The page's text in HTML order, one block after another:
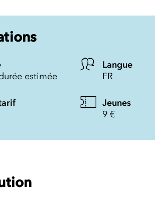
estimée
Langue
FR
Jeunes
9 €